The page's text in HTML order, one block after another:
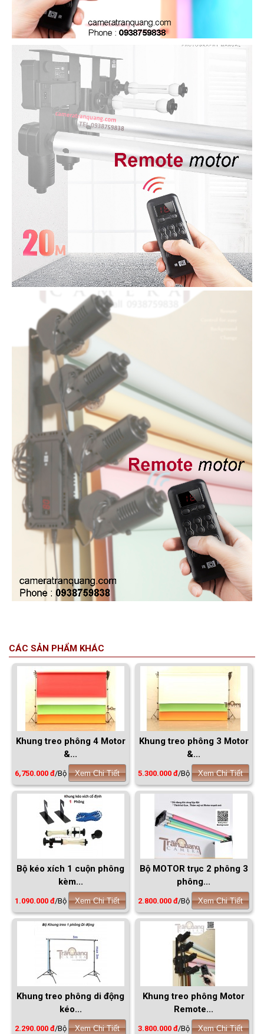
CÁC SẢN PHẨM KHÁC
Khung treo phông 4 Motor
&...
6,750.000 đ/Bộ Xem Chi Tiết
Khung treo phông 3 Motor
&...
5.300.000 đ/Bộ Xem Chi Tiết
Bộ kéo xích 1 cuộn phông
kèm...
1.090.000 đ/Bộ Xem Chi Tiết
Bộ MOTOR trục 2 phông 3
phông...
2.800.000 đ/Bộ Xem Chi Tiết
Khung treo phông di động
kéo...
2.290.000 đ/Bộ Xem Chi Tiết
Khung treo phông Motor
Remote...
3.800.000 đ/Bộ Xem Chi Tiết